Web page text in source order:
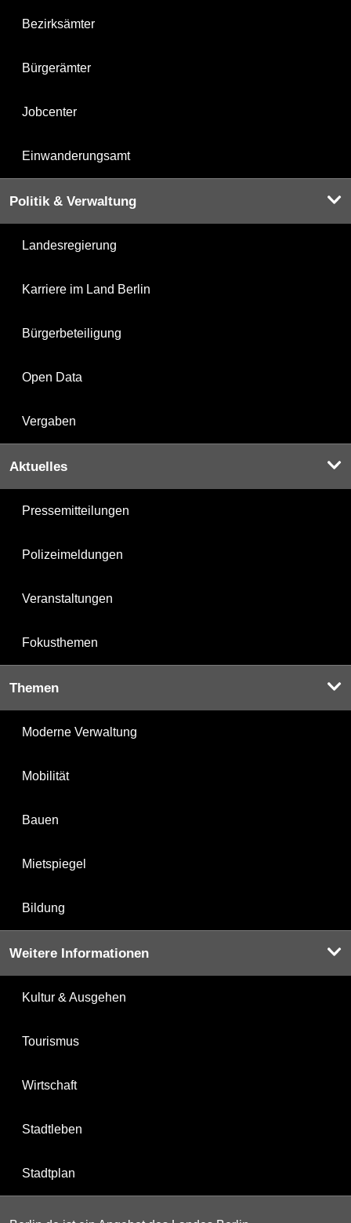
Bezirksämter
Bürgerämter
Jobcenter
Einwanderungsamt
Politik & Verwaltung
Landesregierung
Karriere im Land Berlin
Bürgerbeteiligung
Open Data
Vergaben
Aktuelles
Pressemitteilungen
Polizeimeldungen
Veranstaltungen
Fokusthemen
Themen
Moderne Verwaltung
Mobilität
Bauen
Mietspiegel
Bildung
Weitere Informationen
Kultur & Ausgehen
Tourismus
Wirtschaft
Stadtleben
Stadtplan